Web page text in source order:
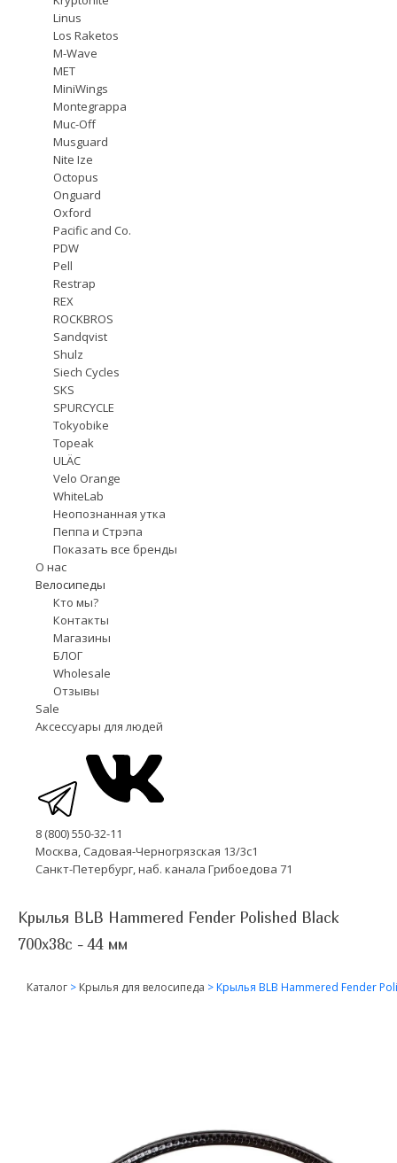
Linus
Los Raketos
M-Wave
MET
MiniWings
Montegrappa
Muc-Off
Musguard
Nite Ize
Octopus
Onguard
Oxford
Pacific and Co.
PDW
Pell
Restrap
REX
ROCKBROS
Sandqvist
Shulz
Siech Cycles
SKS
SPURCYCLE
Tokyobike
Topeak
ULÄC
Velo Orange
WhiteLab
Неопознанная утка
Пеппа и Стрэпа
Показать все бренды
О нас
Велосипеды
Кто мы?
Контакты
Магазины
БЛОГ
Wholesale
Отзывы
Sale
Аксессуары для людей
8 (800) 550-32-11
Москва, Садовая-Черногрязская 13/3с1
Санкт-Петербург, наб. канала Грибоедова 71
Крылья BLB Hammered Fender Polished Black
700x38c - 44 мм
Каталог > Крылья для велосипеда >Крылья BLB Hammered Fender